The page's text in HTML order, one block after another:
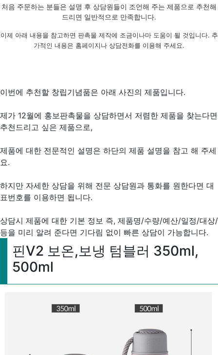
처음 주문하는 분들은 설명 후 상담원들이 조언해 주는 제품으로 추천해
드리면 일반적으로 만족합니다.
이제 아래 내용을 참고하면 판촉물 제작에 조금이나마 도움이 될 것입니다. 추
가적인 내용은 홈페이지나 상담전화를 이용해 주세요.
이번에 추천할 창립기념품은 아래 사진의 제품입니다.
제가 12월에 홍보판촉물을 상담하면서 저렴한 제품을 찾는다면
추천드리고 싶은 제품으로,
제품에 대한 전문적인 설명은 하단의 제품 설명을 참고 해 주세
요.
하지만 자세한 상담을 위해 전문 상담원과 통화를 원한다면 대
표번호를 이용하면 됩니다.
상담시 제품에 대한 기본 정보 즉, 제품명/수량/예산/일정/대상/
등을 미리 알려 준다면 기다림 없이 빠른 상담이 가능합니다.
핀V2 보온,보냉 텀블러 350ml,
500ml